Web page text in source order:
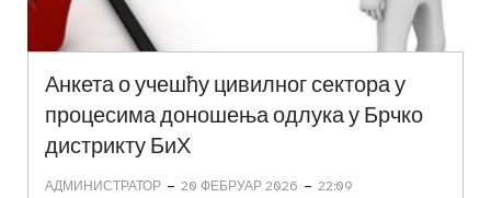
Анкета о учешћу цивилног сектора у
процесима доношења одлука у Брчко
дистрикту БиХ
АДМИНИСТРАТОР - 20 ФЕБРУАР 2026 - 22:09